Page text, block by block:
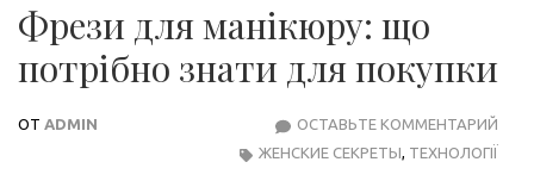
Фрези для манікюру: що
потрібно знати для покупки
ОТ ADMIN ОСТАВЬТЕ КОММЕНТАРИЙ
ЖЕНСКИЕ СЕКРЕТЫ, ТЕХНОЛОГІЇ